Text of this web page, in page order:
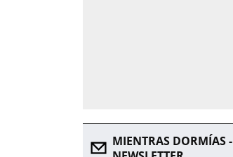
MIENTRAS DORMÍAS -